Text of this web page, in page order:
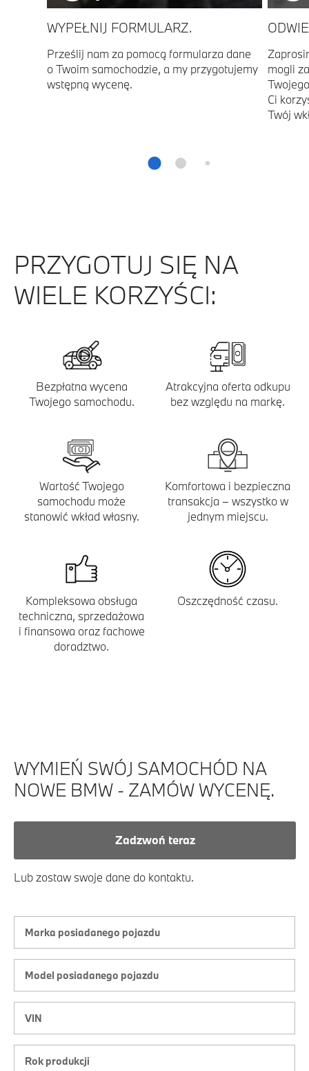
WYPEŁNIJ FORMULARZ.
Prześlij nam za pomocą formularza dane
o Twoim samochodzie, a my przygotujemy
wstępną wycenę.
mogli
Ci
Twój
PRZYGOTUJ SIĘ NA
WIELE KORZYŚCI:
Bezpłatna wycena
Twojego samochodu.
Atrakcyjna oferta odkupu
bez względu na markę.
Wartość Twojego
samochodu może
stanowić wkład własny.
Komfortowa i bezpieczna
transakcja – wszystko w
jednym miejscu.
Kompleksowa obsługa
techniczna, sprzedażowa
i finansowa oraz fachowe
doradztwo.
Oszczędność czasu.
WYMIEŃ SWÓJ SAMOCHÓD NA
NOWE BMW - ZAMÓW WYCENĘ.
Zadzwoń teraz
Lub zostaw swoje dane do kontaktu.